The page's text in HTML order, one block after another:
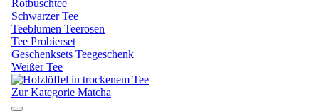
Rotbuschtee
Schwarzer Tee
Teeblumen Teerosen
Tee Probierset
Geschenksets Teegeschenk
Weißer Tee
Zur Kategorie Matcha